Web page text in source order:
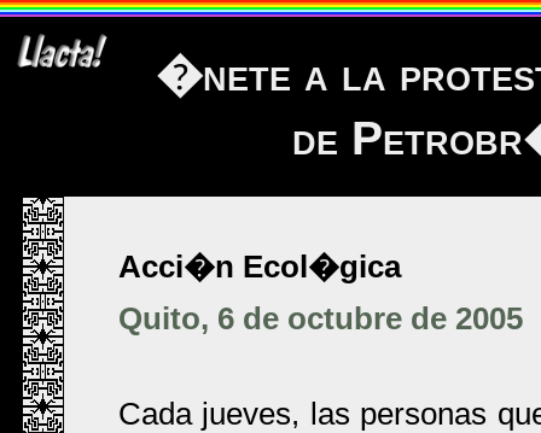
�nete a la
de
Acci�n Ecol�gica
Quito, 6 de octubre de 2005
Cada jueves, las personas